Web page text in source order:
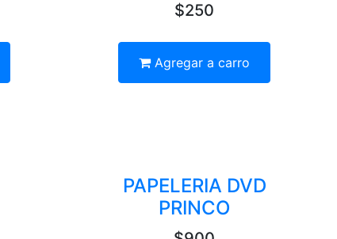
$250
Agregar a carro
PAPELERIA DVD
PRINCO